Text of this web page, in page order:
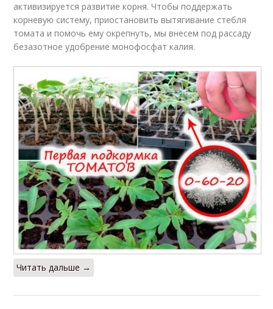
активизируется развитие корня. Чтобы поддержать
корневую систему, приостановить вытягивание стебля
томата и помочь ему окрепнуть, мы внесем под рассаду
безазотное удобрение монофосфат калия.
Читать дальше →